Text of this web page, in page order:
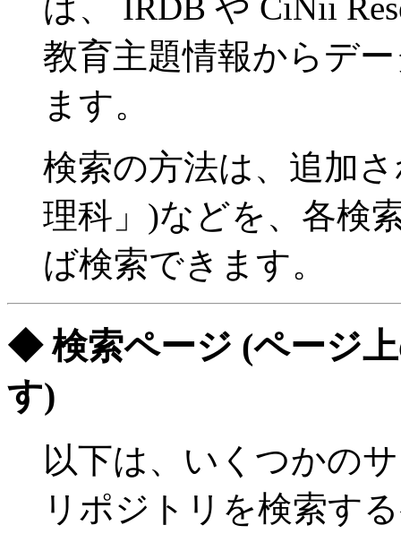
教育主題情報からデ
ます。
検索の方法は、追加
理科」)などを、各検
ば検索できます。
◆ 検索ページ (ページ
す)
以下は、いくつかの
リポジトリを検索す